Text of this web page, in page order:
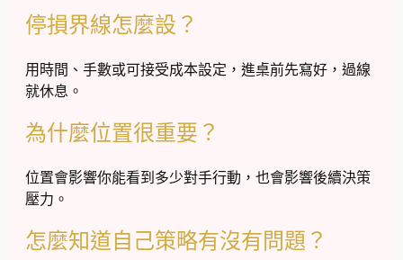
停損界線怎麼設？
用時間、手數或可接受成本設定，進桌前先寫好，過線
就休息。
為什麼位置很重要？
位置會影響你能看到多少對手行動，也會影響後續決策
壓力。
怎麼知道自己策略有沒有問題？